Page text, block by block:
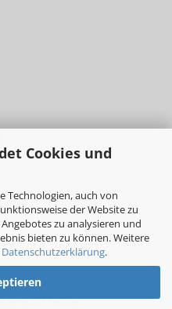
Cookies und
Technologien, auch von
der Website zu
zu analysieren und
bieten zu können. Weitere
Datenschutzerklärung.
© 2017-2026